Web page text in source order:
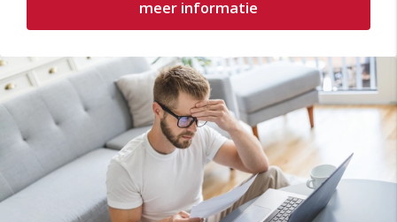
meer informatie